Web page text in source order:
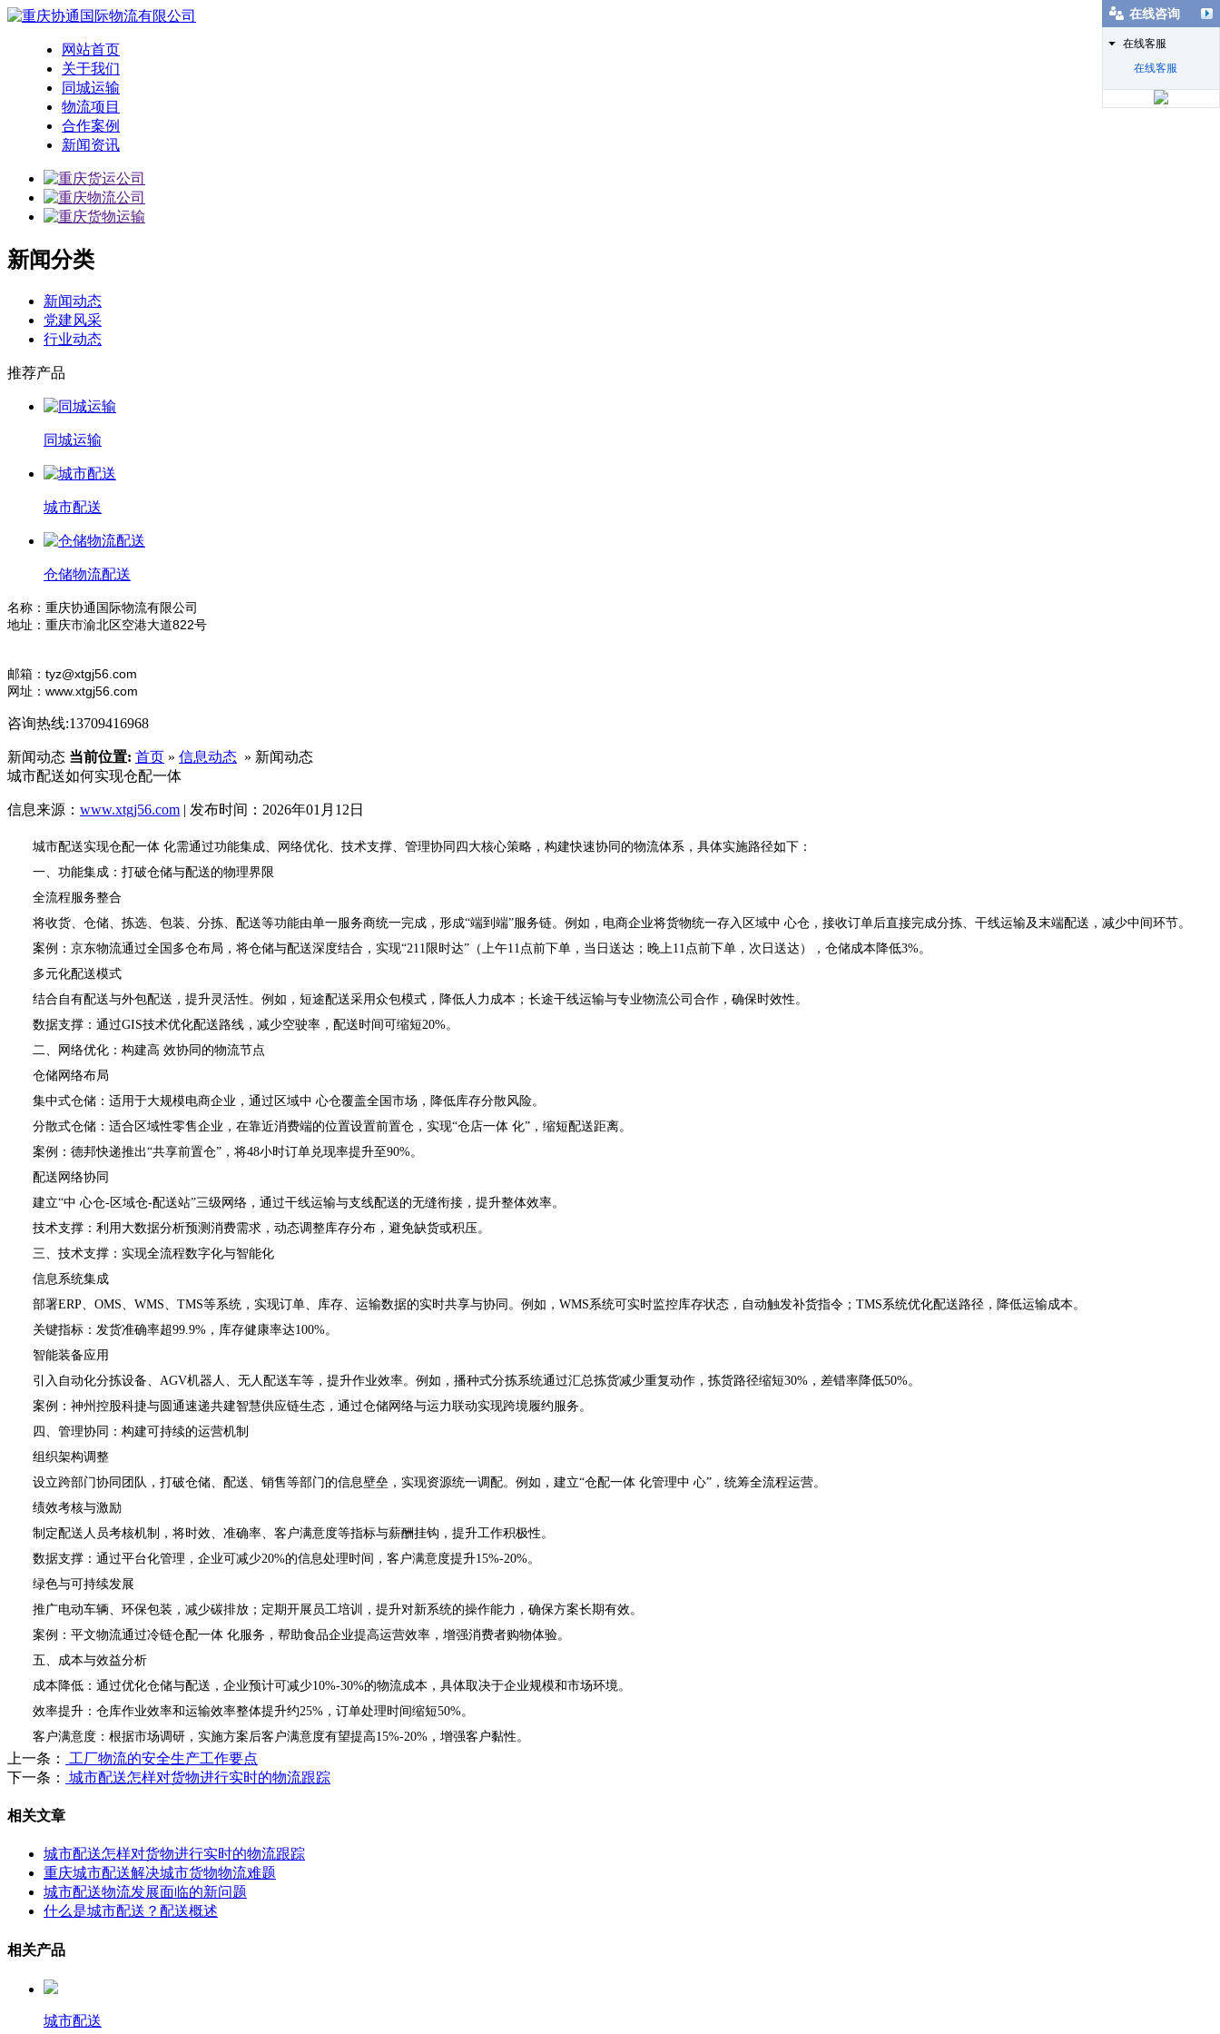
网站首页
关于我们
同城运输
物流项目
合作案例
新闻资讯
新闻分类
新闻动态
党建风采
行业动态
推荐产品
同城运输
城市配送
仓储物流配送
名称：重庆协通国际物流有限公司
地址：重庆市渝北区空港大道822号
邮箱：tyz@xtgj56.com
网址：www.xtgj56.com
咨询热线:13709416968
新闻动态 当前位置: 首页 » 信息动态 » 新闻动态
城市配送如何实现仓配一体
信息来源： www.xtgj56.com | 发布时间：2026年01月12日
城市配送实现仓配一体 化需通过功能集成、网络优化、技术支撑、管理协同四大核心策略，构建快速协同的物流体系，具体实施路径如下：
一、功能集成：打破仓储与配送的物理界限
全流程服务整合
将收货、仓储、拣选、包装、分拣、配送等功能由单一服务商统一完成，形成“端到端”服务链。例如，电商企业将货物统一存入区域中 心仓，接收订单后直接完成分拣、干线运输及末端配送，减少中间环节。
案例：京东物流通过全国多仓布局，将仓储与配送深度结合，实现“211限时达”（上午11点前下单，当日送达；晚上11点前下单，次日送达），仓储成本降低3%。
多元化配送模式
结合自有配送与外包配送，提升灵活性。例如，短途配送采用众包模式，降低人力成本；长途干线运输与专业物流公司合作，确保时效性。
数据支撑：通过GIS技术优化配送路线，减少空驶率，配送时间可缩短20%。
二、网络优化：构建高 效协同的物流节点
仓储网络布局
集中式仓储：适用于大规模电商企业，通过区域中 心仓覆盖全国市场，降低库存分散风险。
分散式仓储：适合区域性零售企业，在靠近消费端的位置设置前置仓，实现“仓店一体 化”，缩短配送距离。
案例：德邦快递推出“共享前置仓”，将48小时订单兑现率提升至90%。
配送网络协同
建立“中 心仓-区域仓-配送站”三级网络，通过干线运输与支线配送的无缝衔接，提升整体效率。
技术支撑：利用大数据分析预测消费需求，动态调整库存分布，避免缺货或积压。
三、技术支撑：实现全流程数字化与智能化
信息系统集成
部署ERP、OMS、WMS、TMS等系统，实现订单、库存、运输数据的实时共享与协同。例如，WMS系统可实时监控库存状态，自动触发补货指令；TMS系统优化配送路径，降低运输成本。
关键指标：发货准确率超99.9%，库存健康率达100%。
智能装备应用
引入自动化分拣设备、AGV机器人、无人配送车等，提升作业效率。例如，播种式分拣系统通过汇总拣货减少重复动作，拣货路径缩短30%，差错率降低50%。
案例：神州控股科捷与圆通速递共建智慧供应链生态，通过仓储网络与运力联动实现跨境履约服务。
四、管理协同：构建可持续的运营机制
组织架构调整
设立跨部门协同团队，打破仓储、配送、销售等部门的信息壁垒，实现资源统一调配。例如，建立“仓配一体 化管理中 心”，统筹全流程运营。
绩效考核与激励
制定配送人员考核机制，将时效、准确率、客户满意度等指标与薪酬挂钩，提升工作积极性。
数据支撑：通过平台化管理，企业可减少20%的信息处理时间，客户满意度提升15%-20%。
绿色与可持续发展
推广电动车辆、环保包装，减少碳排放；定期开展员工培训，提升对新系统的操作能力，确保方案长期有效。
案例：平文物流通过冷链仓配一体 化服务，帮助食品企业提高运营效率，增强消费者购物体验。
五、成本与效益分析
成本降低：通过优化仓储与配送，企业预计可减少10%-30%的物流成本，具体取决于企业规模和市场环境。
效率提升：仓库作业效率和运输效率整体提升约25%，订单处理时间缩短50%。
客户满意度：根据市场调研，实施方案后客户满意度有望提高15%-20%，增强客户黏性。
上一条：
工厂物流的安全生产工作要点
下一条：
城市配送怎样对货物进行实时的物流跟踪
相关文章
城市配送怎样对货物进行实时的物流跟踪
重庆城市配送解决城市货物物流难题
城市配送物流发展面临的新问题
什么是城市配送？配送概述
相关产品
城市配送
在线咨询
在线客服
在线客服